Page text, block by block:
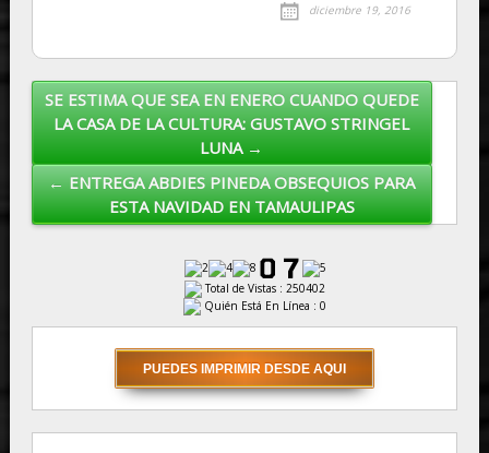
diciembre 19, 2016
Post navigation
SE ESTIMA QUE SEA EN ENERO CUANDO QUEDE
LA CASA DE LA CULTURA: GUSTAVO STRINGEL
LUNA →
← ENTREGA ABDIES PINEDA OBSEQUIOS PARA
ESTA NAVIDAD EN TAMAULIPAS
Total de Vistas : 250402
Quién Está En Línea : 0